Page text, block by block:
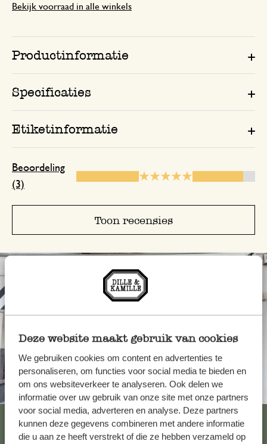
Deze website maakt gebruik van cookies
We gebruiken cookies om content en advertenties te
personaliseren, om functies voor social media te bieden en
om ons websiteverkeer te analyseren. Ook delen we
informatie over uw gebruik van onze site met onze partners
voor social media, adverteren en analyse. Deze partners
kunnen deze gegevens combineren met andere informatie
die u aan ze heeft verstrekt of die ze hebben verzameld op
Bekijk voorraad in alle winkels
Productinformatie
Specificaties
Etiketinformatie
Beoordeling
(3)
Toon recensies
Altijd in de buurt
Bekijk alle 62 winkels